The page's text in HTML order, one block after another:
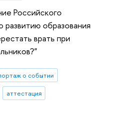
Российского
образования
врать при
о событии
аттестация